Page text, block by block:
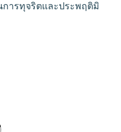
การทุจริตและประพฤติมิ